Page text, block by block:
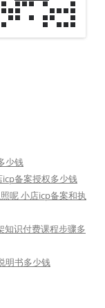
少钱
备案授权多少钱
呢 小店icp备案和执
知识付费课程步骤多
明书多少钱